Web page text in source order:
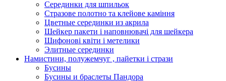
Серединки для шпильок
Стразове полотно та клейове каміння
Цветные серединки из акрила
Шейкер пакети і наповнювачі для шейкера
Шифонові квіти і метелики
Элитные серединки
Намистини, полужемчуг , пайетки і стрази
Бусины
Бусины и браслеты Пандора